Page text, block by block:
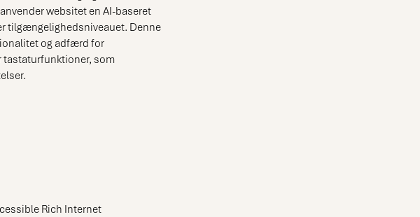
websitet en AI-baseret
tilgængelighedsniveauet. Denne
og adfærd for
tastaturfunktioner, som
Rich Internet